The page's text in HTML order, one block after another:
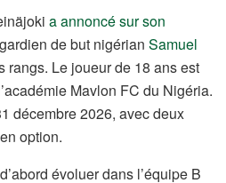
a annoncé sur son
de but nigérian Samuel
rangs. Le joueur de 18 ans est
Mavlon FC du Nigéria.
décembre 2026, avec deux
option.
évoluer dans l’équipe B